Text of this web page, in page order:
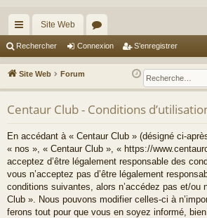
cc
ès
ra
pi
Site Web
or
u
m
s
Rechercher Connexion S’enregistrer
Site Web Forum
Centaur Club - Conditions
En accédant à « Centaur Club » (désigné ci-
« nos », « Centaur Club », « https://
acceptez d’être légalement responsable des
vous n’acceptez pas d’être légalement
conditions suivantes, alors n’accédez pas et/ou
Club ». Nous pouvons modifier celles-ci à
ferons tout pour que vous en soyez informé,